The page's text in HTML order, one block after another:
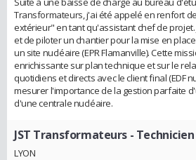
Transformateurs, j'ai été appelé en renfort
extérieur" en tant qu'assistant chef de
et de piloter un chantier pour la mise en
un site nucléaire (EPR Flamanville). Cette
enrichissante sur plan technique et sur le
quotidiens et directs avec le client final (EDF
mesurer l'importance de la gestion parfaite
d'une centrale nucléaire.
JST Transformateurs -
LYON